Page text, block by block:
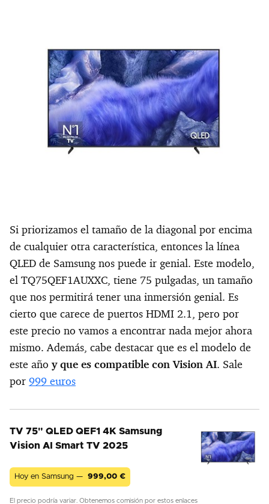
Si priorizamos el tamaño de la diagonal por encima
de cualquier otra característica, entonces la línea
QLED de Samsung nos puede ir genial. Este modelo,
el TQ75QEF1AUXXC, tiene 75 pulgadas, un tamaño
que nos permitirá tener una inmersión genial. Es
cierto que carece de puertos HDMI 2.1, pero por
este precio no vamos a encontrar nada mejor ahora
mismo. Además, cabe destacar que es el modelo de
este año y que es compatible con Vision AI. Sale
por 999 euros
TV 75" QLED QEF1 4K Samsung
Vision AI Smart TV 2025
Hoy en Samsung — 999,00 €
El precio podría variar. Obtenemos comisión por estos enlaces